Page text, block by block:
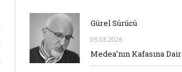
Gürel Sürücü
05.03.2026
Medea’nın Kafasına Dair